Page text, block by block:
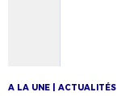
A LA UNE | ACTUALITÉS